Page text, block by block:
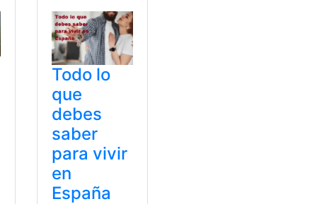
Todo lo
que
debes
saber
para vivir
en
España